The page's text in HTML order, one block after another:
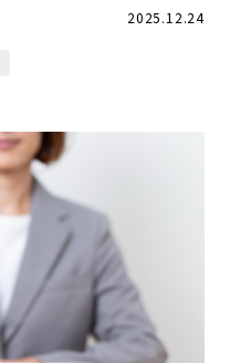
2025.12.24